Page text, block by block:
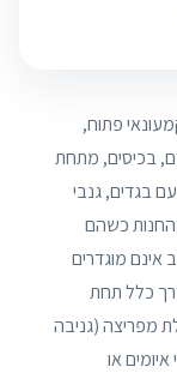
פתוח,
בכיסים, מתחת
בגדים, גנבי
כשהם
אינם מוגדרים
כלל תחת
מפריצה (גניבה
או